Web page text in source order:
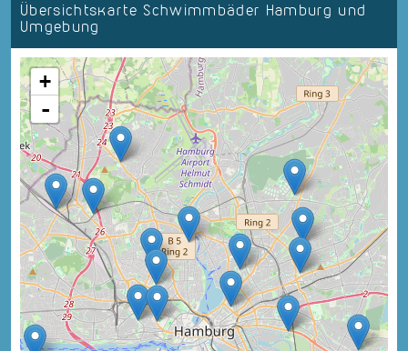
Übersichtskarte Schwimmbäder Hamburg und
Umgebung
+
-